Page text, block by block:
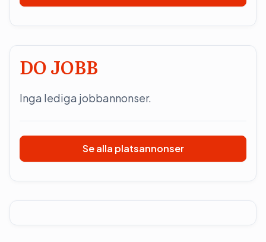
DO JOBB
Inga lediga jobbannonser.
Se alla platsannonser